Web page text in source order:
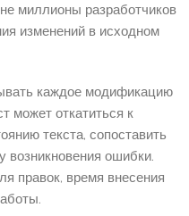
миллионы разработчиков
изменений в исходном
каждое модификацию
может откатиться к
текста, сопоставить
возникновения ошибки.
правок, время внесения